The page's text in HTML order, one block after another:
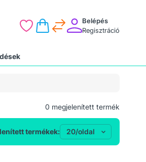
Belépés
Regisztráció
0 megjelenített termék
termékek: